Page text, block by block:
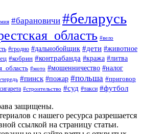
#барановичи #беларусь
#вело
#гродно #дальнобойщик #дети #животное
#кобрин #контрабанда #кража #литва
#мото #мошенничество #налог
#пинск #пожар #польша #приговор
#строительство #суд #такси #футбол
защищены.
с нашего ресурса разрешается
ссылкой на страницу статьи.